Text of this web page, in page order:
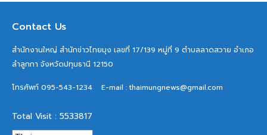
Contact Us
สำนักงานใหญ่ สำนักข่าวไทยมุง เลขที่ 17/139 หมู่ที่ 9 ตำบลลาดสวาย อำเภอ
ลำลูกกา จังหวัดปทุมธานี 12150
โทรศัพท์ 095-543-1234 E-mail : thaimungnews@gmail.com
Total Visit : 5533817